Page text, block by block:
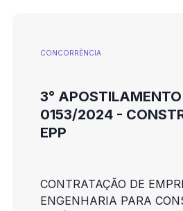
CONCORRÊNCIA
3°
0153/2024 -
EPP
CONTRATAÇÃO DE
ENGENHARIA PARA